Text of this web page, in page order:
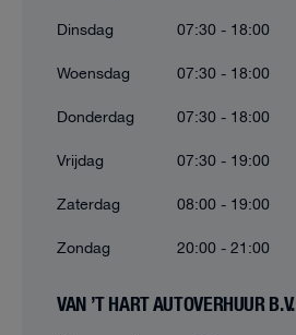
Dinsdag
07:30 - 18:00
Woensdag
07:30 - 18:00
Donderdag
07:30 - 18:00
Vrijdag
07:30 - 19:00
Zaterdag
08:00 - 19:00
Zondag
20:00 - 21:00
VAN ’T HART AUTOVERHUUR B.V.